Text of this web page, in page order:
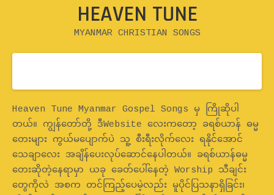
HEAVEN TUNE
MYANMAR CHRISTIAN SONGS
Home
Heaven Tune Myanmar Gospel Songs မှ ကြိုဆိုပါ
တယ်။ ကျွန်တော်တို့ ဒီWebsite လေးကတော့ ခရစ်ယာန် ဓမ္မ
တေးများ ကွယ်မပျောက်ပဲ သူ့ စီးရီးလိုက်လေး ရနိုင်အောင်
သေချာလေး အချိန်ပေးလုပ်ဆောင်နေပါတယ်။ ခရစ်ယာန်ဓမ္မ
တေးဆိုတဲ့နေရာမှာ ယခု ခေတ်ပေါ်နေတဲ့ Worship သီချင်း
တွေကိုလဲ အစက တင်ကြည့်ပေမဲ့လည်း မူပိုင်ပြသနာရှိခြင်း၊